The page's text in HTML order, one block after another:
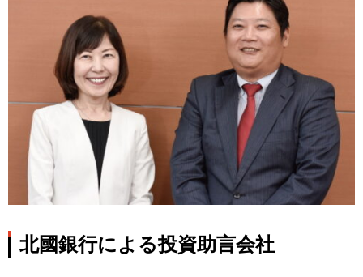
北國銀行による投資助言会社